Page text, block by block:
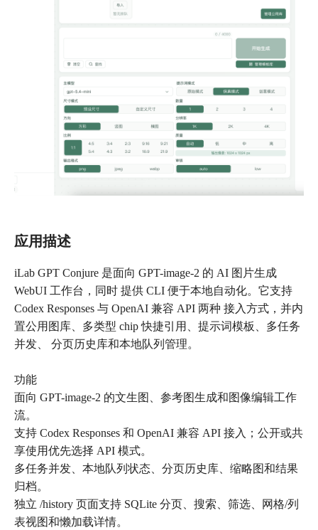
应用描述
iLab GPT Conjure 是面向 GPT-image-2 的 AI 图片生成
WebUI 工作台，同时 提供 CLI 便于本地自动化。它支持
Codex Responses 与 OpenAI 兼容 API 两种 接入方式，并内
置公用图库、多类型 chip 快捷引用、提示词模板、多任务
并发、 分页历史库和本地队列管理。
功能
面向 GPT-image-2 的文生图、参考图生成和图像编辑工作
流。
支持 Codex Responses 和 OpenAI 兼容 API 接入；公开或共
享使用优先选择 API 模式。
多任务并发、本地队列状态、分页历史库、缩略图和结果
归档。
独立 /history 页面支持 SQLite 分页、搜索、筛选、网格/列
表视图和懒加载详情。